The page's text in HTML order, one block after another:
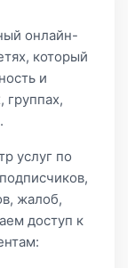
онлайн-
который
и
группах,
услуг по
жалоб,
доступ к